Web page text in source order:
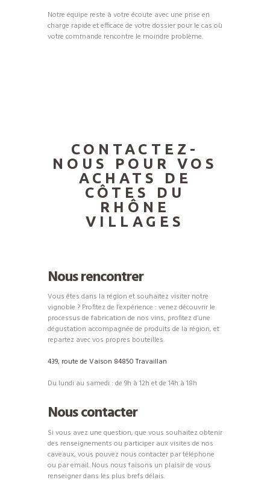
Notre équipe reste à votre écoute avec une prise en
charge rapide et efficace de votre dossier pour le cas où
votre commande rencontre le moindre problème.
CONTACTEZ-
NOUS POUR VOS
ACHATS DE
CÔTES DU
RHÔNE
VILLAGES
Nous rencontrer
Vous êtes dans la région et souhaitez visiter notre
vignoble ? Profitez de l’expérience : venez découvrir le
processus de fabrication de nos vins, profitez d’une
dégustation accompagnée de produits de la région, et
repartez avec vos propres bouteilles.
439, route de Vaison 84850 Travaillan
Du lundi au samedi : de 9h à 12h et de 14h à 18h
Nous contacter
Si vous avez une question, que vous souhaitez obtenir
des renseignements ou participer aux visites de nos
caveaux, vous pouvez nous contacter par téléphone
ou par email. Nous nous faisons un plaisir de vous
renseigner dans les plus brefs délais.